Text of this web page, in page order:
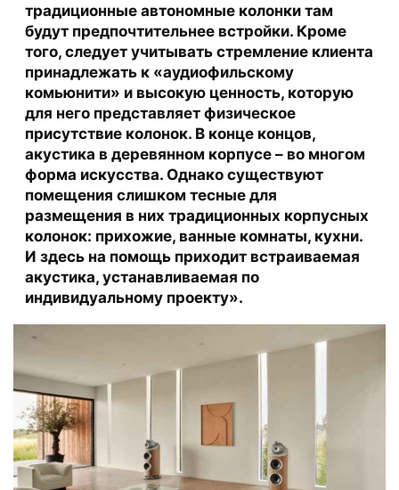
традиционные автономные колонки там
будут предпочтительнее встройки. Кроме
того, следует учитывать стремление клиента
принадлежать к «аудиофильскому
комьюнити» и высокую ценность, которую
для него представляет физическое
присутствие колонок. В конце концов,
акустика в деревянном корпусе – во многом
форма искусства. Однако существуют
помещения слишком тесные для
размещения в них традиционных корпусных
колонок: прихожие, ванные комнаты, кухни.
И здесь на помощь приходит встраиваемая
акустика, устанавливаемая по
индивидуальному проекту».